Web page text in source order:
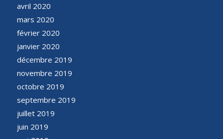
avril 2020
mars 2020
février 2020
janvier 2020
décembre 2019
novembre 2019
octobre 2019
septembre 2019
juillet 2019
juin 2019